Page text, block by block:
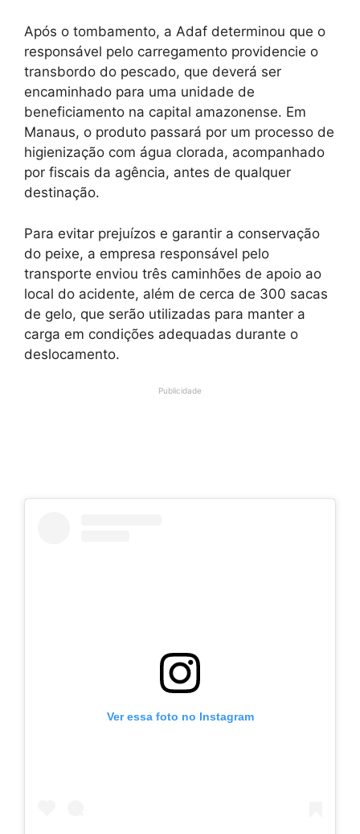
Após o tombamento, a Adaf determinou que o
responsável pelo carregamento providencie o
transbordo do pescado, que deverá ser
encaminhado para uma unidade de
beneficiamento na capital amazonense. Em
Manaus, o produto passará por um processo de
higienização com água clorada, acompanhado
por fiscais da agência, antes de qualquer
destinação.
Para evitar prejuízos e garantir a conservação
do peixe, a empresa responsável pelo
transporte enviou três caminhões de apoio ao
local do acidente, além de cerca de 300 sacas
de gelo, que serão utilizadas para manter a
carga em condições adequadas durante o
deslocamento.
Publicidade
Ver essa foto no Instagram